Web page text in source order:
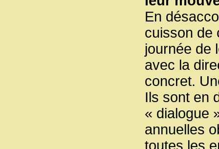
En
cuisson de
journée de
avec la
concret.
Ils sont en
« dialogue
annuelles
toutes les